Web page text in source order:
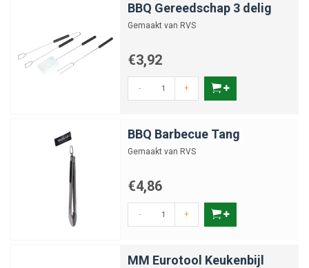
BBQ Gereedschap 3 delig
Gemaakt van RVS
€3,92
- +
BBQ Barbecue Tang
Gemaakt van RVS
€4,86
- +
MM Eurotool Keukenbijl